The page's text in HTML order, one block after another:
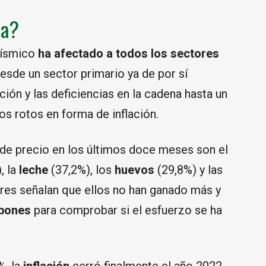
ha afectado a todos los sectores
un sector primario ya de por sí
y las deficiencias en la cadena hasta un
rotos en forma de inflación.
precio en los últimos doce meses son el
la leche (37,2%), los huevos (29,8%) y las
señalan que ellos no han ganado más y
para comprobar si el esfuerzo se ha